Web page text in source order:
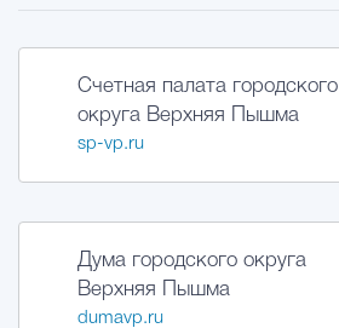
Счетная палата городского
округа Верхняя Пышма
sp-vp.ru
Дума городского округа
Верхняя Пышма
dumavp.ru